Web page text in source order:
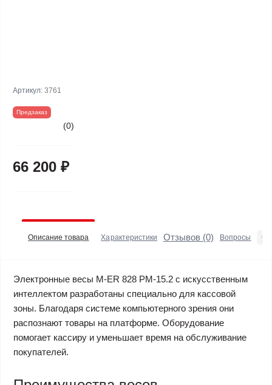
Артикул: 3761
Предзаказ
(0)
66 200 ₽
Описание товара Характеристики Отзывов (0) Вопросы 0
Электронные весы M-ER 828 PM-15.2 с искусственным
интеллектом разработаны специально для кассовой
зоны. Благодаря системе компьютерного зрения они
распознают товары на платформе. Оборудование
помогает кассиру и уменьшает время на обслуживание
покупателей.